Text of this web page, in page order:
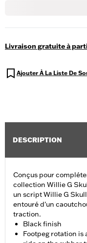
Livraison gratuite à
Ajouter À La Liste De
DESCRIPTION
Conçus pour
collection Willie G
un script Willie G
entouré d'un
traction.
Black finish
Footpeg rotation is